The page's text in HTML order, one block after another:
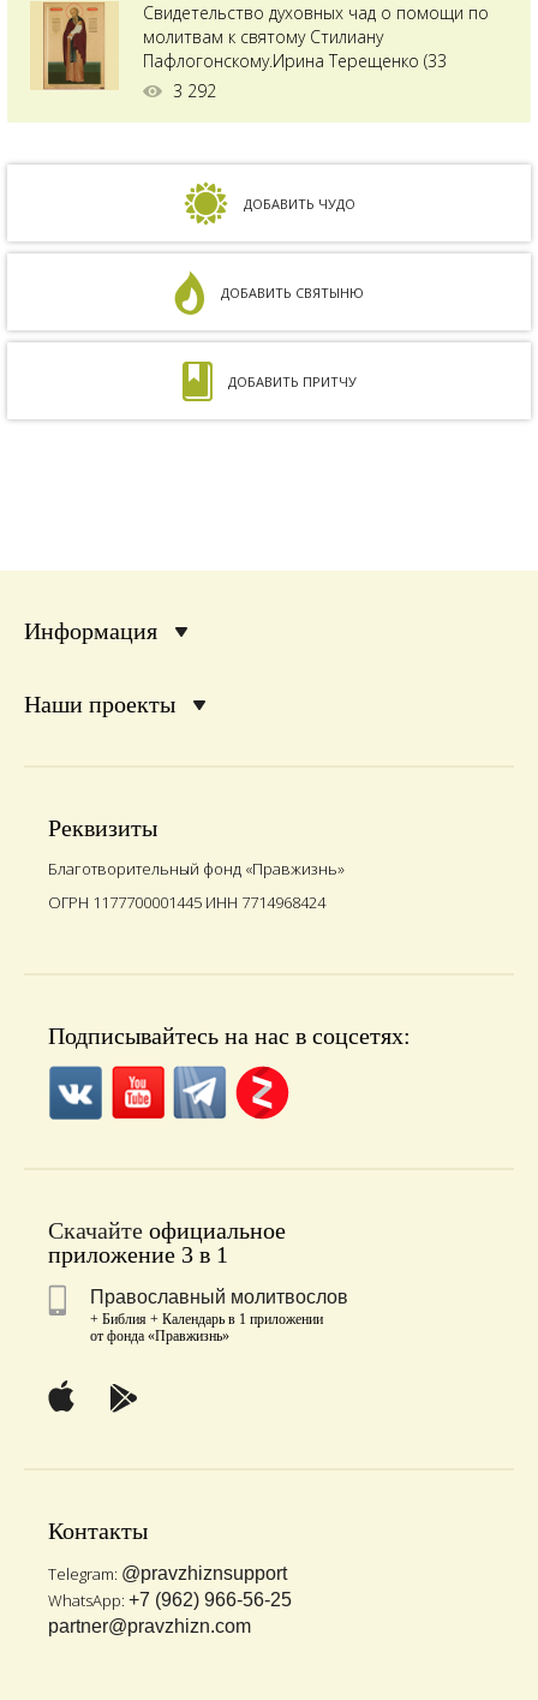
Свидетельство духовных чад о помощи по
молитвам к святому Стилиану
Пафлогонскому.Ирина Терещенко (33
года):Мы с мужем долгое время пытались
на совместимость показал, что мы с мужем
несовместимы. Кроме того, мне ставили...
3 292
ДОБАВИТЬ ЧУДО
ДОБАВИТЬ СВЯТЫНЮ
ДОБАВИТЬ ПРИТЧУ
Информация
Наши проекты
Реквизиты
Благотворительный фонд «Правжизнь»
ОГРН 1177700001445 ИНН 7714968424
Подписывайтесь на нас в соцсетях:
Скачайте официальное
приложение 3 в 1
Православный молитвослов
+ Библия + Календарь в 1 приложении
от фонда «Правжизнь»
Контакты
Telegram: @pravzhiznsupport
WhatsApp: +7 (962) 966-56-25
partner@pravzhizn.com